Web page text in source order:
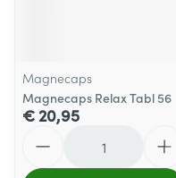
Magnecaps
Magnecaps Relax Tabl 56
€ 20,95